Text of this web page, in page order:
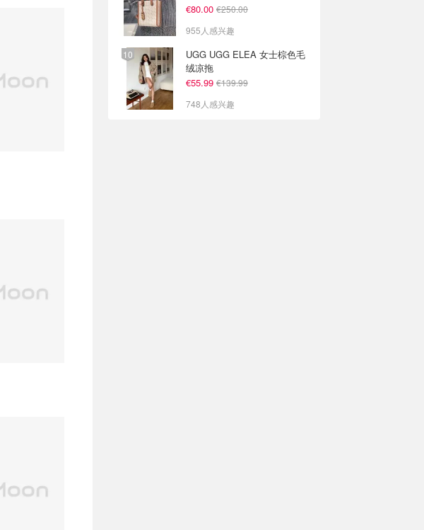
€80.00 €250.00
955人感兴趣
UGG UGG ELEA 女士棕色毛
绒凉拖
€55.99 €139.99
748人感兴趣